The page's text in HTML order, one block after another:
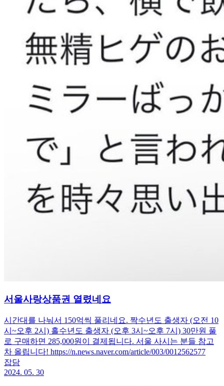
서울사랑상품권 열렸네요
시간대를 나눠서 150억씩 풀리네요. 짝수년도 출생자 (오전 10
시~오후 2시) 홀수년도 출생자 (오후 3시~오후 7시) 30만원 풀
로 구매하면 285,000원이 결제됩니다. 서울 사시는 분들 참고
차 올립니다! https://n.news.naver.com/article/003/0012562577
잡담
2024. 05. 30